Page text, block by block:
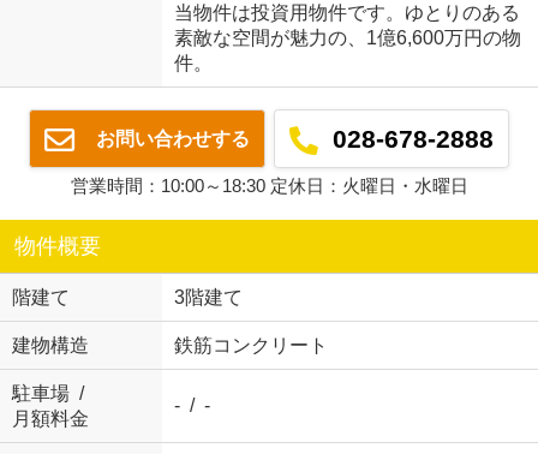
当物件は投資用物件です。ゆとりのある
素敵な空間が魅力の、1億6,600万円の物
件。
お問い合わせする 028-678-2888
営業時間：10:00～18:30 定休日：火曜日・水曜日
物件概要
階建て 3階建て
建物構造 鉄筋コンクリート
駐車場 /
月額料金
- / -